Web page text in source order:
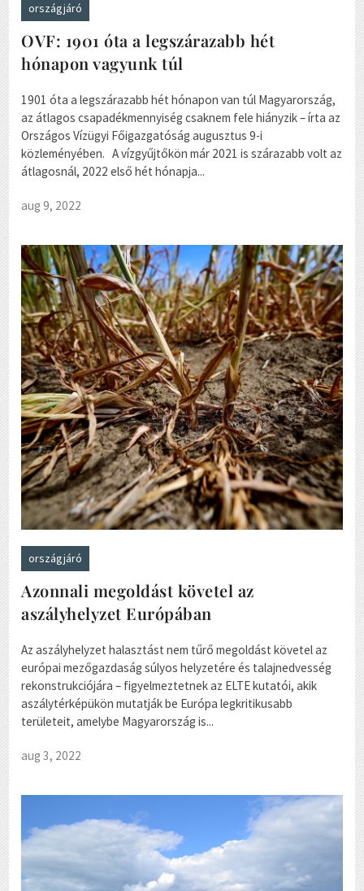
országjáró
OVF: 1901 óta a legszárazabb hét
hónapon vagyunk túl
1901 óta a legszárazabb hét hónapon van túl Magyarország,
az átlagos csapadékmennyiség csaknem fele hiányzik – írta az
Országos Vízügyi Főigazgatóság augusztus 9-i
közleményében. A vízgyűjtőkön már 2021 is szárazabb volt az
átlagosnál, 2022 első hét hónapja...
aug 9, 2022
országjáró
Azonnali megoldást követel az
aszályhelyzet Európában
Az aszályhelyzet halasztást nem tűrő megoldást követel az
európai mezőgazdaság súlyos helyzetére és talajnedvesség
rekonstrukciójára – figyelmeztetnek az ELTE kutatói, akik
aszálytérképükön mutatják be Európa legkritikusabb
területeit, amelybe Magyarország is...
aug 3, 2022